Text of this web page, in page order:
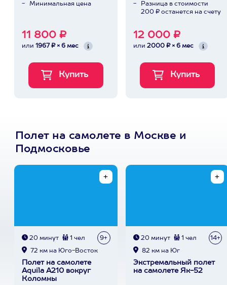
Минимальная цена
11 800 ₽
или 1967 ₽ × 6 мес
Разница в стоимости
200 ₽ останется на счету
12 000 ₽
или 2000 ₽ × 6 мес
Полет на самолете в Москве и
Подмосковье
20 минут 1 чел 9+
72 км на Юго-Восток
Полет на самолете
Aquila A210 вокруг
Коломны
20 минут 1 чел 14+
82 км на Юг
Экстремальный полет
на самолете Як-52